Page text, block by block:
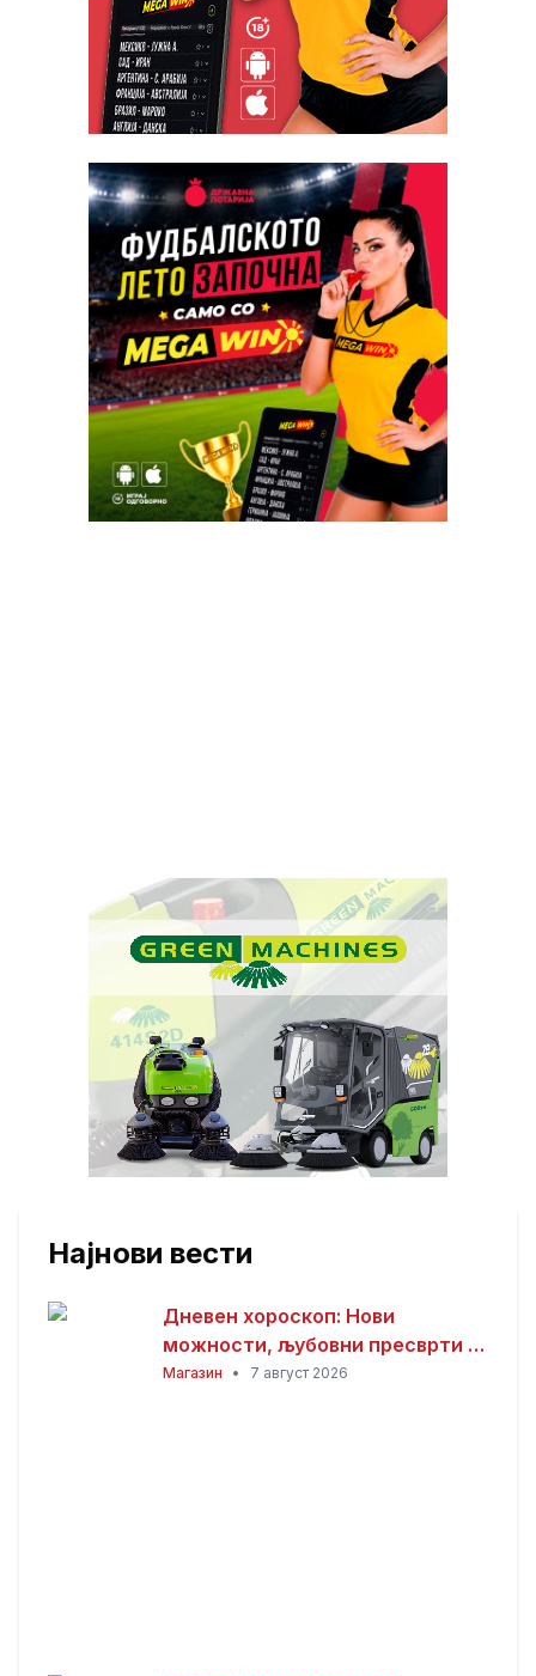
Најнови вести
Дневен хороскоп: Нови
можности, љубовни пресврти и
совети за здравјето за сите
Магазин • 7 август 2026